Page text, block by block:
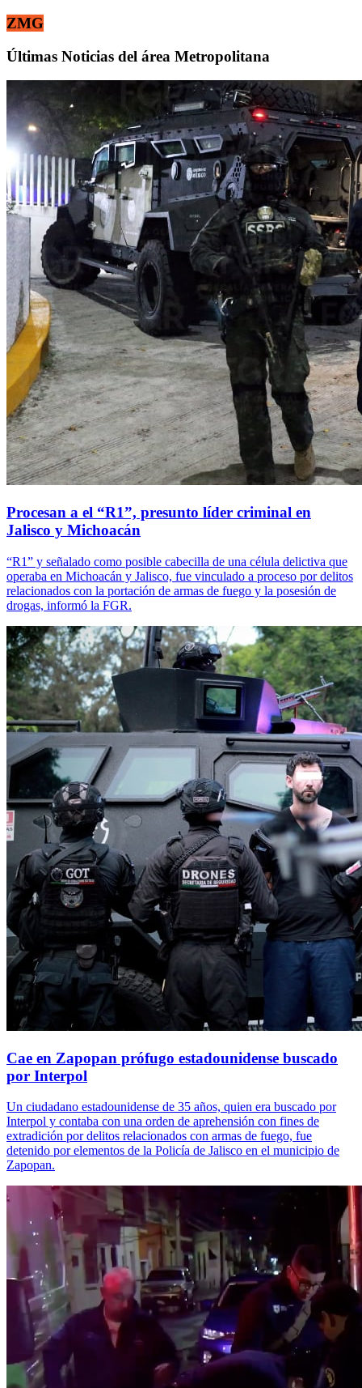
ZMG
Últimas Noticias del área Metropolitana
Procesan a el “R1”, presunto líder criminal en
Jalisco y Michoacán
“R1” y señalado como posible cabecilla de una célula delictiva que
operaba en Michoacán y Jalisco, fue vinculado a proceso por delitos
relacionados con la portación de armas de fuego y la posesión de
drogas, informó la FGR.
Cae en Zapopan prófugo estadounidense buscado
por Interpol
Un ciudadano estadounidense de 35 años, quien era buscado por
Interpol y contaba con una orden de aprehensión con fines de
extradición por delitos relacionados con armas de fuego, fue
detenido por elementos de la Policía de Jalisco en el municipio de
Zapopan.